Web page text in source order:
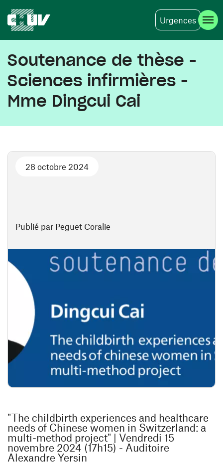
Urgences
Soutenance de thèse -
Sciences infirmières -
Mme Dingcui Cai
Publié par Peguet Coralie
28 octobre 2024
"The childbirth experiences and healthcare
needs of Chinese women in Switzerland: a
multi-method project" | Vendredi 15
novembre 2024 (17h15) - Auditoire
Alexandre Yersin